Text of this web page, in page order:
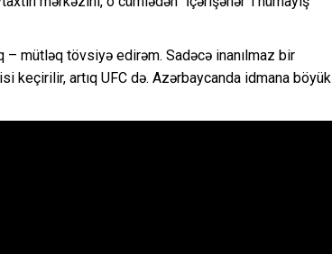
– mütləq tövsiyə edirəm. Sadəcə inanılmaz bir
keçirilir, artıq UFC də. Azərbaycanda idmana böyük